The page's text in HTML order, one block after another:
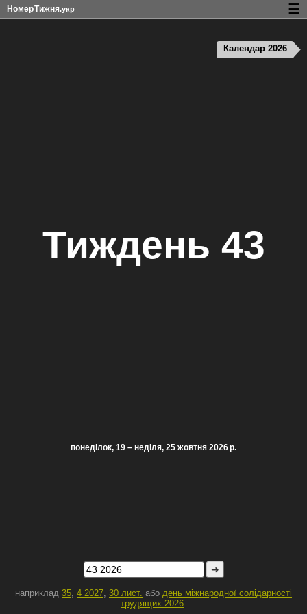
Тиждень 43
понеділок, 19 – неділя, 25 жовтня 2026 р.
➜
наприклад 35, 4 2027, 30 лист. або день міжнародної солідарності
трудящих 2026.
Календар 2026
НомерТижня.укр ☰